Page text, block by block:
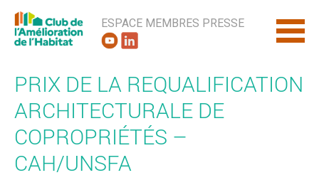
ESPACE MEMBRES PRESSE
PRIX DE LA REQUALIFICATION
ARCHITECTURALE DE
COPROPRIÉTÉS –
CAH/UNSFA